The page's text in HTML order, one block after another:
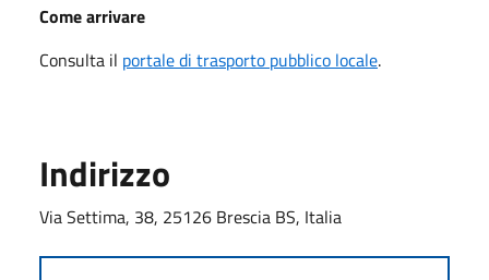
Come arrivare
Consulta il portale di trasporto pubblico locale.
Indirizzo
Via Settima, 38, 25126 Brescia BS, Italia